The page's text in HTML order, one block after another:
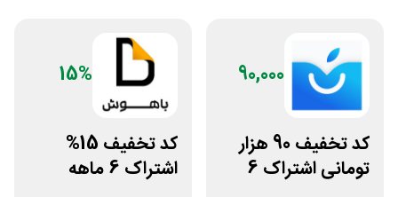
90,000
کد تخفیف 90 هزار
تومانی اشتراک 6
15%
کد تخفیف 15%
اشتراک 6 ماهه